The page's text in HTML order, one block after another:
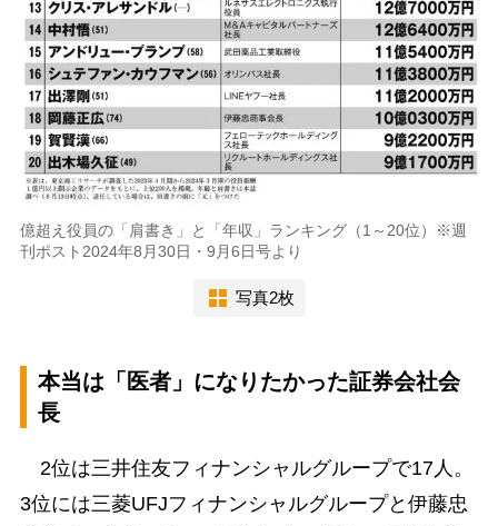
億超え役員の「肩書き」と「年収」ランキング（1～20位）※週
刊ポスト2024年8月30日・9月6日号より
写真2枚
本当は「医者」になりたかった証券会社会
長
2位は三井住友フィナンシャルグループで17人。
3位には三菱UFJフィナンシャルグループと伊藤忠